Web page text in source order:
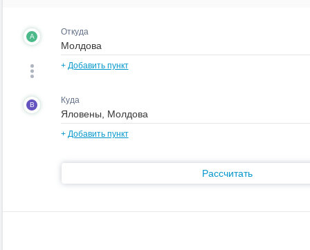
A Откуда
+ Добавить пункт
B Куда
+ Добавить пункт
Рассчитать